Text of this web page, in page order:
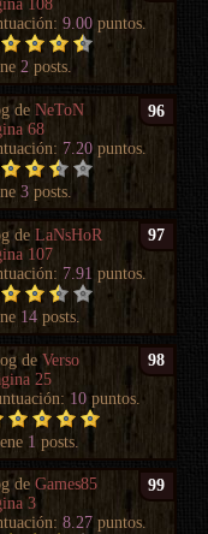
108
9.00 puntos.
2 posts.
96
deNeToN
68
7.20 puntos.
3 posts.
97
deLaNsHoR
107
7.91 puntos.
14 posts.
98
deVerso
25
10 puntos.
1 posts.
99
deGames85
3
8.27 puntos.